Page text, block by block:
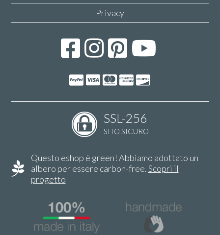
Privacy
SSL-256
SITO SICURO
Questo eshop è green! Abbiamo adottato un
albero per essere carbon-free.Scopri il
progetto